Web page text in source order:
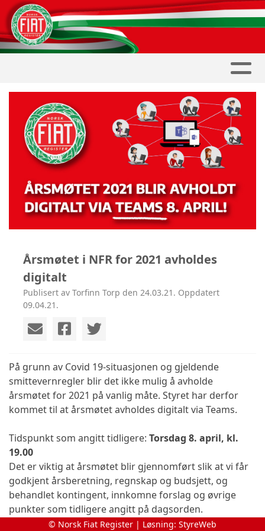
Årsmøtet i NFR for 2021 avholdes
digitalt
Publisert av Torfinn Torp den 24.03.21. Oppdatert
09.04.21.
På grunn av Covid 19-situasjonen og gjeldende
smittevernregler blir det ikke mulig å avholde
årsmøtet for 2021 på vanlig måte. Styret har derfor
kommet til at årsmøtet avholdes digitalt via Teams.
Tidspunkt som angitt tidligere: Torsdag 8. april, kl.
19.00
Det er viktig at årsmøtet blir gjennomført slik at vi får
godkjent årsberetning, regnskap og budsjett, og
behandlet kontingent, innkomne forslag og øvrige
punkter som tidligere angitt på dagsorden.
© Norsk Fiat Register | Løsning: StyreWeb